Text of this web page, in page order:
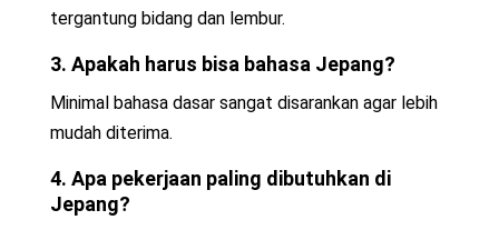
tergantung bidang dan lembur.
3. Apakah harus bisa bahasa Jepang?
Minimal bahasa dasar sangat disarankan agar lebih
mudah diterima.
4. Apa pekerjaan paling dibutuhkan di
Jepang?